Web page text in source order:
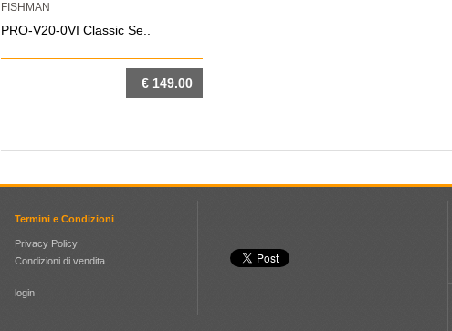
FISHMAN
PRO-V20-0VI Classic Se..
€ 149.00
Termini e Condizioni
Privacy Policy
Condizioni di vendita
login